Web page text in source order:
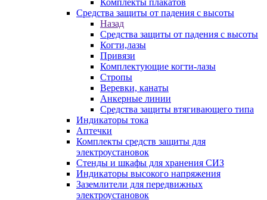
Комплекты плакатов
Средства защиты от падения с высоты
Назад
Средства защиты от падения с высоты
Когти,лазы
Привязи
Комплектующие когти-лазы
Стропы
Веревки, канаты
Анкерные линии
Средства защиты втягивающего типа
Индикаторы тока
Аптечки
Комплекты средств защиты для
электроустановок
Стенды и шкафы для хранения СИЗ
Индикаторы высокого напряжения
Заземлители для передвижных
электроустановок